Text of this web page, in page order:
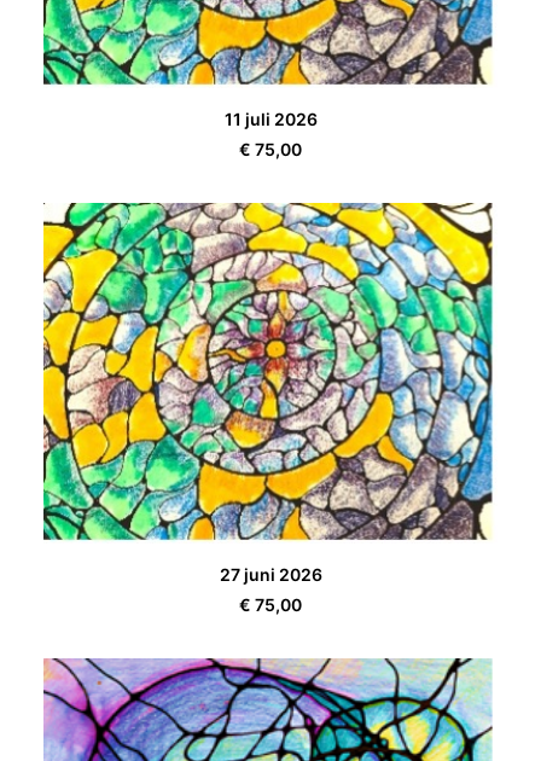
TOEVOEGEN AAN WINKELWAGEN
11 juli 2026
€ 75,00
TOEVOEGEN AAN WINKELWAGEN
27 juni 2026
€ 75,00